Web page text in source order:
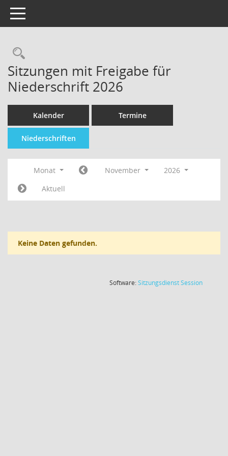
Toggle navigation
Sitzungen mit Freigabe für
Niederschrift 2026
Kalender Termine
Niederschriften
Monat November
2026
Aktuell
Keine Daten gefunden.
Software:SitzungsdienstSession(Wird in